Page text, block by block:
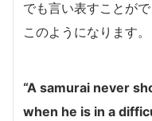
でも言い表すことが
このようになります。
“A samurai never
when he is in a